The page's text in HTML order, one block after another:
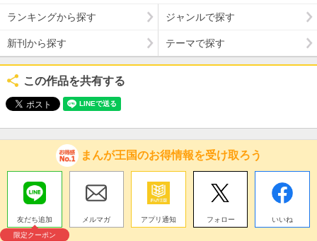
ランキングから探す ジャンルで探す
新刊から探す テーマで探す
この作品を共有する
まんが王国のお得情報を受け取ろう
友だち追加
限定クーポン
メルマガ アプリ通知 フォロー いいね